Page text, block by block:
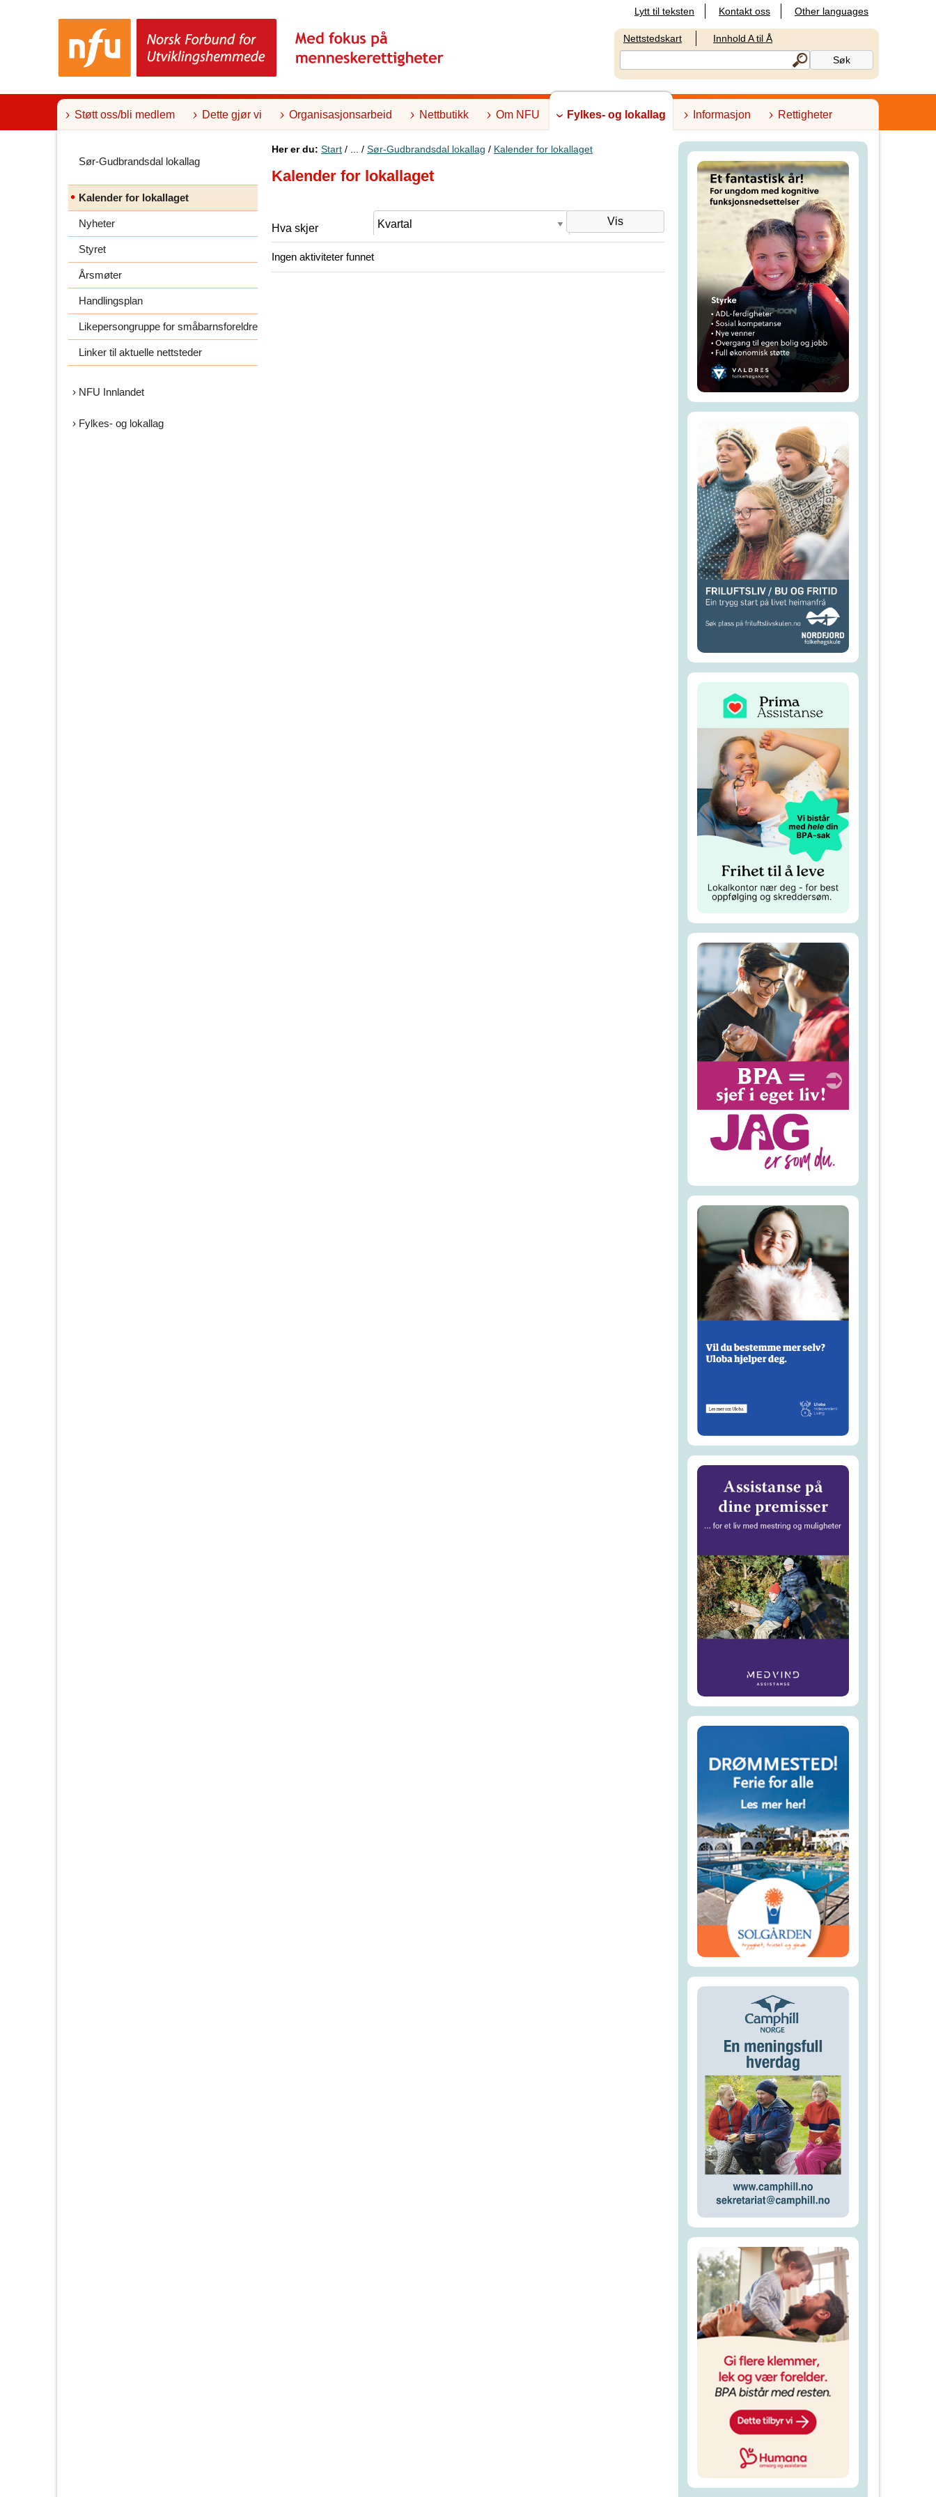
o
Lytt til teksten Kontakt oss Other languages
Nettstedskart Innhold A til Å
Støtt oss/bli medlem Dette gjør vi Organisasjonsarbeid Nettbutikk Om NFU Fylkes- og lokallag Informasjon Rettigheter
Sør-Gudbrandsdal lokallag
Kalender for lokallaget
Nyheter
Styret
Årsmøter
Handlingsplan
Likepersongruppe for småbarnsforeldre
Linker til aktuelle nettsteder
NFU Innlandet
Fylkes- og lokallag
Her er du: Start / ... / Sør-Gudbrandsdal lokallag / Kalender for lokallaget
Kalender for lokallaget
Hva skjer
Ingen aktiviteter funnet